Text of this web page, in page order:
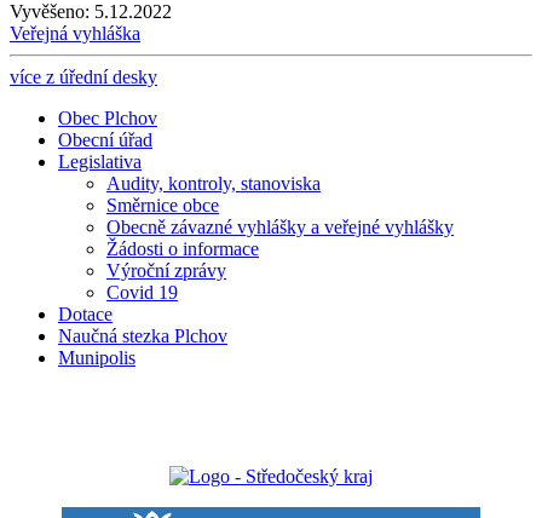
Vyvěšeno: 5.12.2022
Veřejná vyhláška
více z úřední desky
Obec Plchov
Obecní úřad
Legislativa
Audity, kontroly, stanoviska
Směrnice obce
Obecně závazné vyhlášky a veřejné vyhlášky
Žádosti o informace
Výroční zprávy
Covid 19
Dotace
Naučná stezka Plchov
Munipolis